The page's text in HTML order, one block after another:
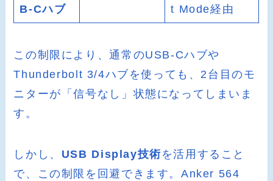
B-Cハブ
t Mode経由
この制限により、通常のUSB-Cハブや
Thunderbolt 3/4ハブを使っても、2台目のモ
ニターが「信号なし」状態になってしまいま
す。
しかし、 USB Display技術 を活用すること
で、この制限を回避できます。Anker 564